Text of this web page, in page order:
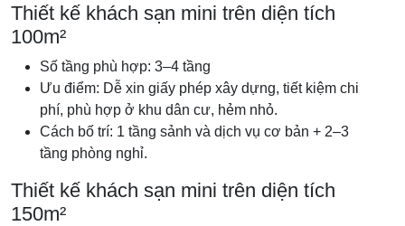
Thiết kế khách sạn mini trên diện tích
100m²
Số tầng phù hợp: 3–4 tầng
Ưu điểm: Dễ xin giấy phép xây dựng, tiết kiệm chi
phí, phù hợp ở khu dân cư, hẻm nhỏ.
Cách bố trí: 1 tầng sảnh và dịch vụ cơ bản + 2–3
tầng phòng nghỉ.
Thiết kế khách sạn mini trên diện tích
150m²